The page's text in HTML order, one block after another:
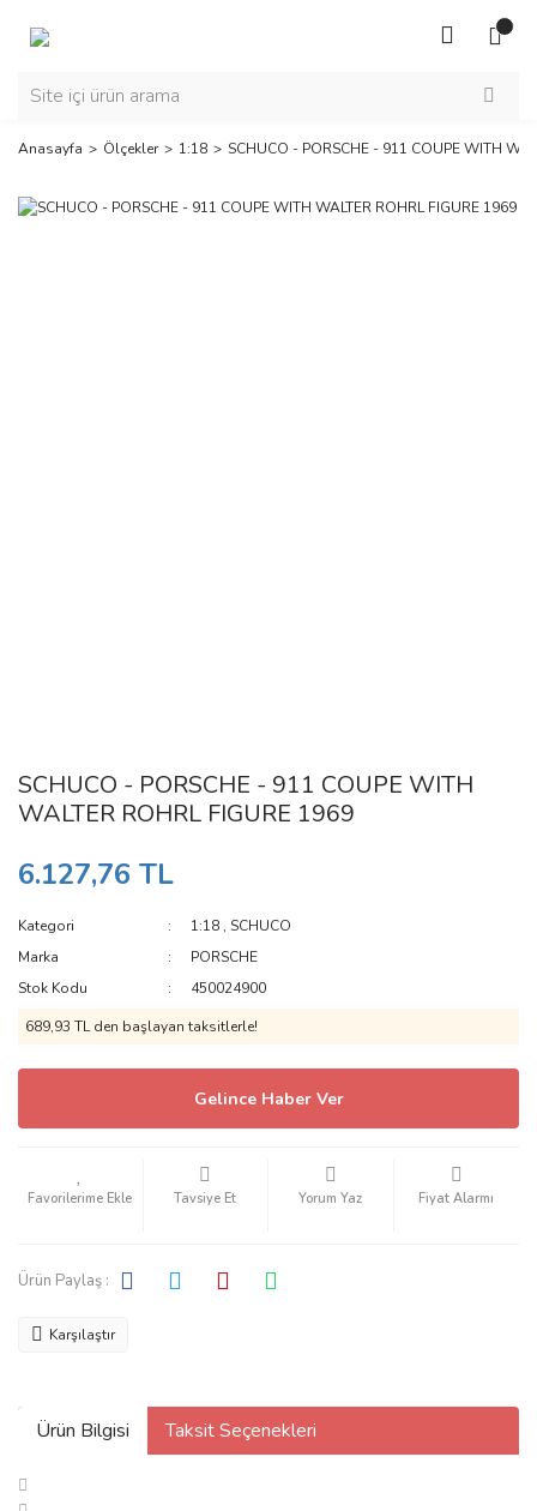
Anasayfa Ölçekler 1:18 SCHUCO - PORSCHE - 911 COUPE WITH
SCHUCO - PORSCHE - 911 COUPE WITH
WALTER ROHRL FIGURE 1969
6.127,76 TL
Kategori 1:18 ,SCHUCO
Marka
PORSCHE
Stok Kodu
450024900
689,93 TL den başlayan taksitlerle!
Gelince Haber Ver
Tavsiye Et Yorum Yaz Fiyat Alarmı
Ürün Paylaş :
Karşılaştır
Ürün Bilgisi Taksit Seçenekleri